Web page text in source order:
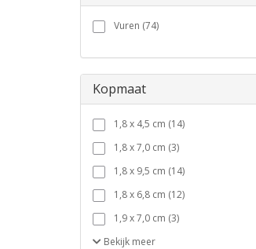
Vuren (74)
Kopmaat
1,8 x 4,5 cm (14)
1,8 x 7,0 cm (3)
1,8 x 9,5 cm (14)
1,8 x 6,8 cm (12)
1,9 x 7,0 cm (3)
Bekijk meer